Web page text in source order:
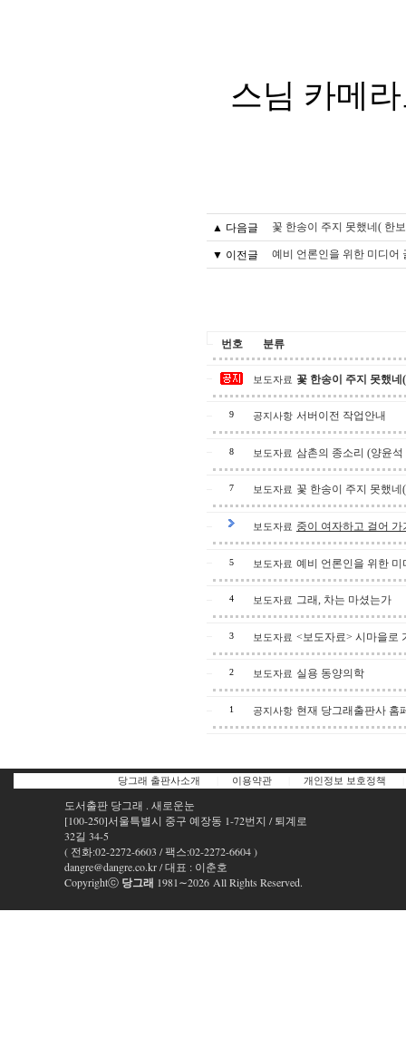
스님 카메
▲ 다음글 꽃 한송이 주지 못했네( 한
▼ 이전글 예비 언론인을 위한 미디어
번호 분류
보도자료 꽃 한송이 주지 못했
9 공지사항 서버이전 작업안내
8 보도자료 삼촌의 종소리 (양윤
7 보도자료 꽃 한송이 주지 못했
보도자료 중이 여자하고 걸어 가
5 보도자료 예비 언론인을 위한 미
4 보도자료 그래, 차는 마셨는가
3 보도자료 <보도자료> 시마을로
2 보도자료 실용 동양의학
1 공지사항 현재 당그래출판사 홈
당그래 출판사소개 이용약관 개인정보 보호정책
도서출판 당그래 . 새로운눈
[100-250]서울특별시 중구 예장동 1-72번지 / 퇴계로
32길 34-5
( 전화:02-2272-6603 / 팩스:02-2272-6604 )
dangre@dangre.co.kr / 대표 : 이춘호
Copyrightⓒ 당그래 1981∼2026 All Rights Reserved.